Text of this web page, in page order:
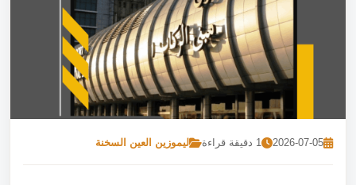
2026-07-05 1 دقيقة قراءة ليموزين العين السخنة